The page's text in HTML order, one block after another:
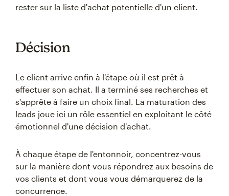
rester sur la liste d'achat potentielle d'un client.
Décision
Le client arrive enfin à l'étape où il est prêt à
effectuer son achat. Il a terminé ses recherches et
s'apprête à faire un choix final. La maturation des
leads joue ici un rôle essentiel en exploitant le côté
émotionnel d'une décision d'achat.
À chaque étape de l'entonnoir, concentrez-vous
sur la manière dont vous répondrez aux besoins de
vos clients et dont vous vous démarquerez de la
concurrence.